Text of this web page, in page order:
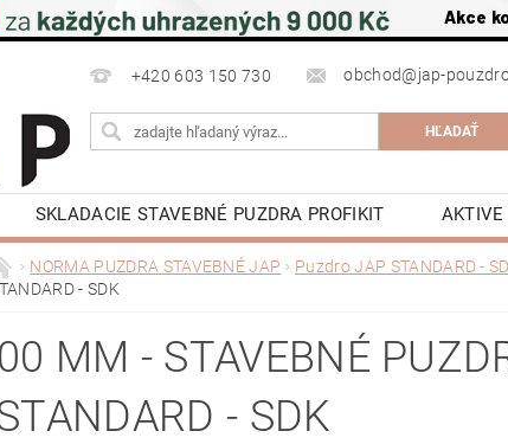
Akce
+420 603 150 730 obchod@jap-
SKLADACIE STAVEBNÉ PUZDRA PROFIKIT
AKTIVE
JAP
LATENTE PUZDRA STAVEBNÉ JAP
POSUVNÉ DVERE DO PÚZDRA JAP
OCHRANA OSOBNÍCH ÚDAJŮ NAPÍŠTE NÁM
NORMA PUZDRA STAVEBNÉ JAP Puzdro JAP STANDARD -
- SDK
MM - STAVEBNÉ
- SDK